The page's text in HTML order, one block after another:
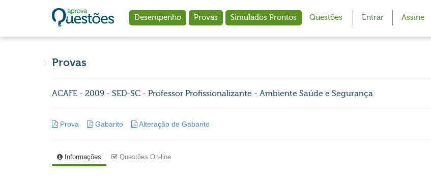
Desempenho Provas Simulados Prontos Questões Entrar Assine
Provas
ACAFE - 2009 - SED-SC - Professor Profissionalizante - Ambiente Saúde e Segurança
Prova Gabarito Alteração de Gabarito
Informações Questões On-line